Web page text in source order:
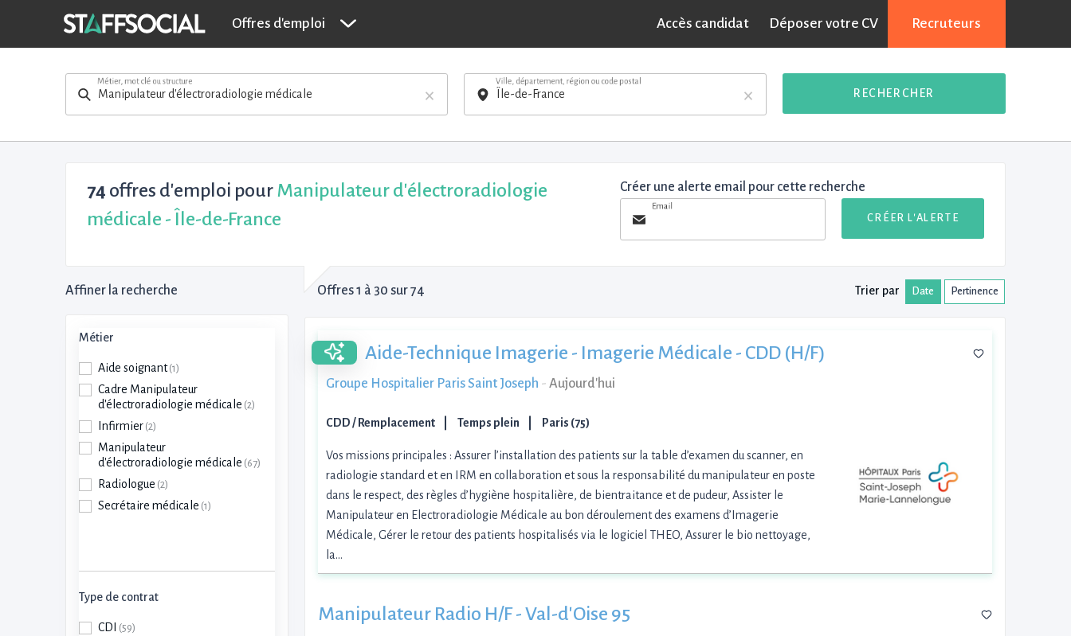
Offres d'emploi Accès candidat Déposer votre CV Recruteurs
×
Métier, mot clé ou structure
×
Ville, département, région ou code postal
RECHERCHER
74 offres d'emploi pour Manipulateur d'électroradiologie
médicale - Île-de-France
Créer une alerte email pour cette recherche
Email
CRÉER L'ALERTE
Affiner la recherche
Métier
Aide soignant (1)
Cadre Manipulateur
d'électroradiologie médicale (2)
Infirmier (2)
Manipulateur
d'électroradiologie médicale (67)
Radiologue (2)
Secrétaire médicale (1)
Type de contrat
CDI (59)
Offres 1 à 30 sur 74 Trier par Date Pertinence
Aide-Technique Imagerie - Imagerie Médicale - CDD (H/F)
Groupe Hospitalier Paris Saint Joseph - Aujourd'hui
CDD / Remplacement Temps plein Paris (75)
Vos missions principales : Assurer l’installation des patients sur la table d’examen du scanner, en
radiologie standard et en IRM en collaboration et sous la responsabilité du manipulateur en poste
dans le respect, des règles d’hygiène hospitalière, de bientraitance et de pudeur, Assister le
Manipulateur en Electroradiologie Médicale au bon déroulement des examens d’Imagerie
Médicale, Gérer le retour des patients hospitalisés via le logiciel THEO, Assurer le bio nettoyage,
la…
Manipulateur Radio H/F - Val-d'Oise 95